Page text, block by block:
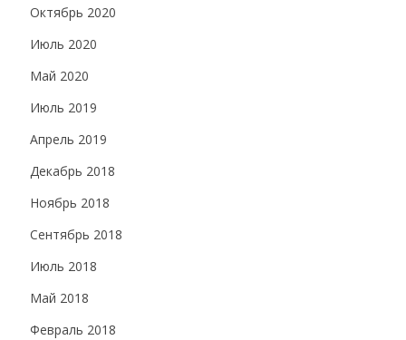
Октябрь 2020
Июль 2020
Май 2020
Июль 2019
Апрель 2019
Декабрь 2018
Ноябрь 2018
Сентябрь 2018
Июль 2018
Май 2018
Февраль 2018